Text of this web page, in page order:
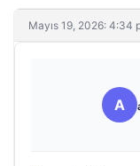
Mayıs 19, 2026: 4:34
A